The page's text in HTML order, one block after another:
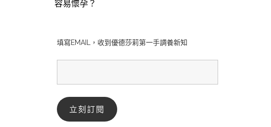
容易懷孕？
填寫EMAIL，收到優德莎莉第一手調養新知